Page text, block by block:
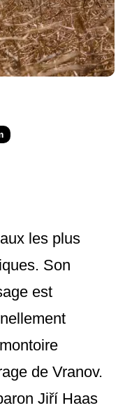
les plus
Son
est
de Vranov.
Jiří Haas